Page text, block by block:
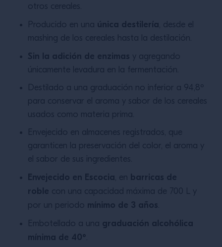
otros cereales.
Producido en una única destilería, desde el
mashing de los cereales hasta la destilación.
Sin la adición de enzimas y agregando
únicamente levadura en la fermentación.
Destilado a una graduación no inferior a 94,8º
para conservar el aroma y sabor de los cereales
usados como materia prima.
Envejecido en almacenes registrados, que
garanticen la preservación del color, el aroma y
el sabor de sus ingredientes.
Envejecido en Escocia, en barricas de
roble con una capacidad máxima de 700 L y
por un periodo mínimo de 3 años.
Embotellado a una graduación alcohólica
mínima de 40º.